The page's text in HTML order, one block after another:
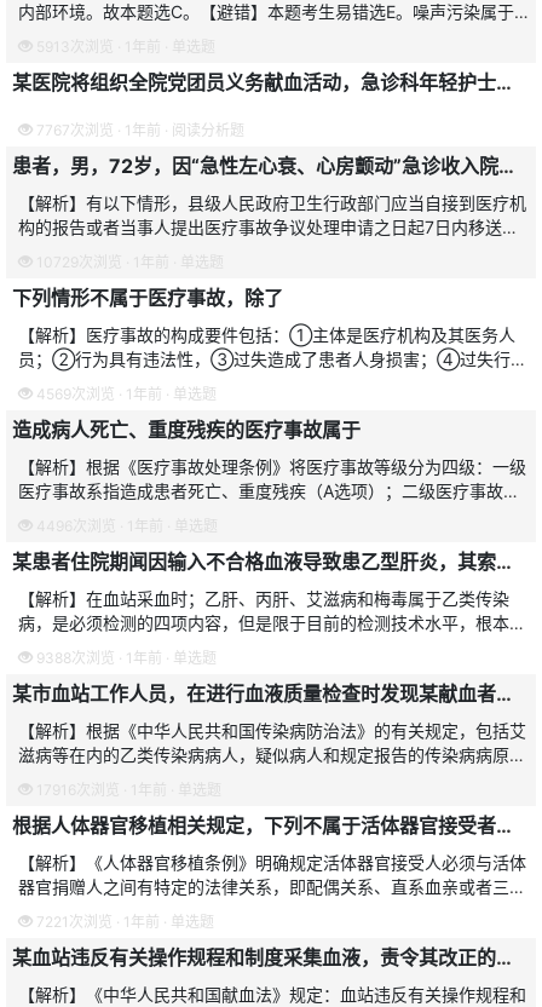
内部环境。故本题选C。【避错】本题考生易错选E。噪声污染属于
物理环境管理，并不属于管理环境。
5913次浏览 · 1年前 · 单选题
某医院将组织全院党团员义务献血活动，急诊科年轻护士甲、乙、丙均积极报名参加。
7767次浏览 · 1年前 · 阅读分析题
患者，男，72岁，因“急性左心衰、心房颤动”急诊收入院，输液过程中突然出现肺栓塞，经抢救无效死亡。提出医疗事故鉴定申请。当地卫生行政部门应在当事人提出几日内移送上一级主管部门
【解析】有以下情形，县级人民政府卫生行政部门应当自接到医疗机
构的报告或者当事人提出医疗事故争议处理申请之日起7日内移送上
一级人民政府卫生行政部门处理：①患者死亡；②可能为二级以上
的医疗事故；③国务院卫
10729次浏览 · 1年前 · 单选题
下列情形不属于医疗事故，除了
【解析】医疗事故的构成要件包括：①主体是医疗机构及其医务人
员；②行为具有违法性，③过失造成了患者人身损害；④过失行为
与后果之间存在因果关系，故选A。【避错】B项虽然存在过失；但
没有给患者造成损害后果，
4569次浏览 · 1年前 · 单选题
造成病人死亡、重度残疾的医疗事故属于
【解析】根据《医疗事故处理条例》将医疗事故等级分为四级：一级
医疗事故系指造成患者死亡、重度残疾（A选项）；二级医疗事故系
指造成患者中度残疾、器官组织损伤导致严重功能障碍（B选项）；
三级医疗事故系指造成
4496次浏览 · 1年前 · 单选题
某患者住院期闻因输入不合格血液导致患乙型肝炎，其索赔对象应为
【解析】在血站采血时；乙肝、丙肝、艾滋病和梅毒属于乙类传染
病，是必须检测的四项内容，但是限于目前的检测技术水平，根本不
可能排除窗口期，国家对此有相关法规规定，患者在输血时感染了窗
口期的病毒，医院和血站
9388次浏览 · 1年前 · 单选题
某市血站工作人员，在进行血液质量检查时发现某献血者为艾滋病患者，应
【解析】根据《中华人民共和国传染病防治法》的有关规定，包括艾
滋病等在内的乙类传染病病人，疑似病人和规定报告的传染病病原携
带者在诊断后，未实行网络直报的责任报告单位应于24小时内寄送出
传染病报告卡，故本
17916次浏览 · 1年前 · 单选题
根据人体器官移植相关规定，下列不属于活体器官接受者的是
【解析】《人体器官移植条例》明确规定活体器官接受人必须与活体
器官捐赠人之间有特定的法律关系，即配偶关系、直系血亲或者三代
以内旁系血亲关系，或者有证据证明与活体器官捐赠人存在因帮扶等
形成了亲情关系。故本
7221次浏览 · 1年前 · 单选题
某血站违反有关操作规程和制度采集血液，责令其改正的部门应是
【解析】《中华人民共和国献血法》规定：血站违反有关操作规程和